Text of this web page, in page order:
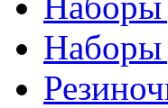
Наборы